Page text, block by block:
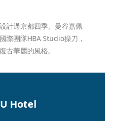
計過京都四季、曼谷嘉佩
際團隊HBA Studio操刀，
古華麗的風格。
Hotel